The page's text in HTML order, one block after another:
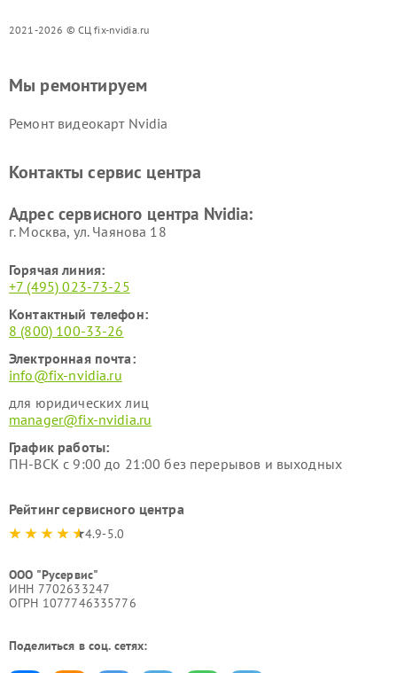
2021-2026 © СЦ fix-nvidia.ru
Мы ремонтируем
Ремонт видеокарт Nvidia
Контакты сервис центра
Адрес сервисного центра Nvidia:
г. Москва, ул. Чаянова 18
Горячая линия:
+7 (495) 023-73-25
Контактный телефон:
8 (800) 100-33-26
Электронная почта:
info@fix-nvidia.ru
для юридических лиц
manager@fix-nvidia.ru
График работы:
ПН-ВСК с 9:00 до 21:00 без перерывов и выходных
Рейтинг сервисного центра
4.9-5.0
ООО "Русервис"
ИНН 7702633247
ОГРН 1077746335776
Поделиться в соц. сетях: